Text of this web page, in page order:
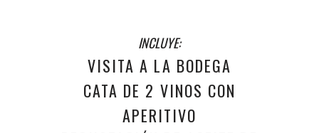
INCLUYE:
VISITA A LA BODEGA
CATA DE 2 VINOS CON
APERITIVO